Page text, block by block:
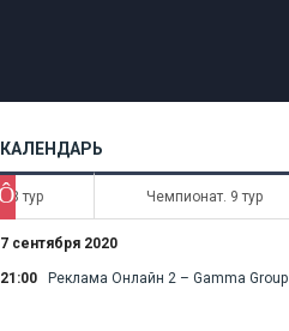
КАЛЕНДАРЬ
8 тур Чемпионат. 9 тур
7 сентября 2020
21:00 Реклама Онлайн 2 – Gamma Group